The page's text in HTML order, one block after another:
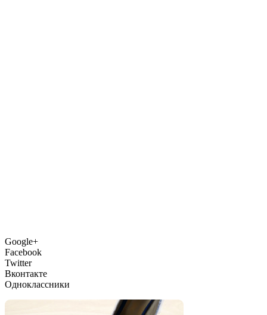
Google+
Facebook
Twitter
Вконтакте
Одноклассники